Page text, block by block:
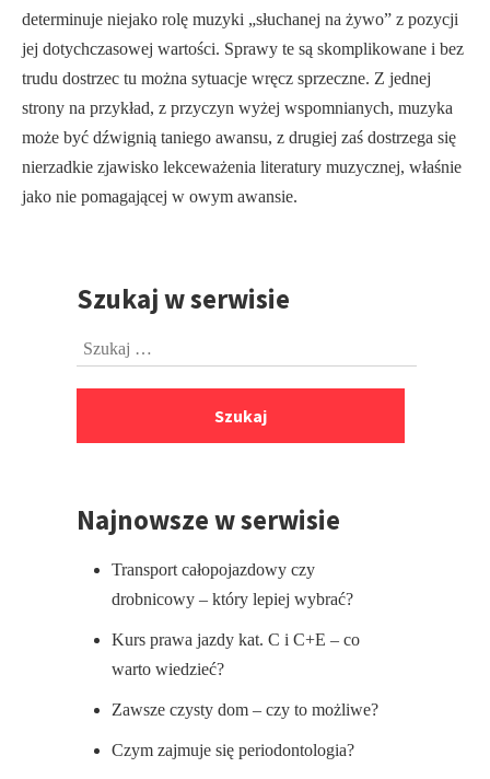
determinuje niejako rolę muzyki „słuchanej na żywo” z pozycji
jej dotychczasowej wartości. Sprawy te są skomplikowane i bez
trudu dostrzec tu można sytuacje wręcz sprzeczne. Z jednej
strony na przykład, z przyczyn wyżej wspomnianych, muzyka
może być dźwignią taniego awansu, z drugiej zaś dostrzega się
nierzadkie zjawisko lekceważenia lite­ratury muzycznej, właśnie
jako nie pomagającej w owym awansie.
PrzejdźSzukaj w serwisie
Szukaj:
Najnowsze w serwisie
Transport całopojazdowy czy
drobnicowy – który lepiej wybrać?
Kurs prawa jazdy kat. C i C+E – co
warto wiedzieć?
Zawsze czysty dom – czy to możliwe?
Czym zajmuje się periodontologia?